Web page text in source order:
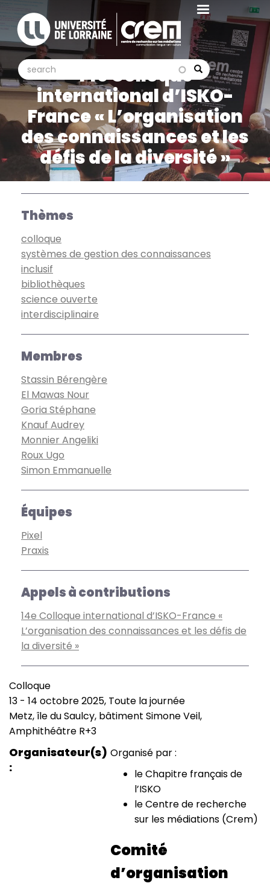
Aller
contenu
principal
Search
search search
14e Colloque
international d’ISKO-
France « L’organisation
des connaissances et les
défis de la diversité »
Thèmes
colloque
systèmes de gestion des connaissances
inclusif
bibliothèques
science ouverte
interdisciplinaire
Membres
Stassin Bérengère
El Mawas Nour
Goria Stéphane
Knauf Audrey
Monnier Angeliki
Roux Ugo
Simon Emmanuelle
Équipes
Pixel
Praxis
Appels à contributions
14e Colloque international d’ISKO-France «
L’organisation des connaissances et les défis de
la diversité »
Type
de
manifestation
Colloque
Date
(smart)
13 - 14 octobre 2025, Toute la journée
Lieu
Metz, île du Saulcy, bâtiment Simone Veil,
Amphithéâtre R+3
Organisateur(s) Organisé par :
le Chapitre français de
l’ISKO
le Centre de recherche
sur les médiations (Crem)
Comité
d’organisation